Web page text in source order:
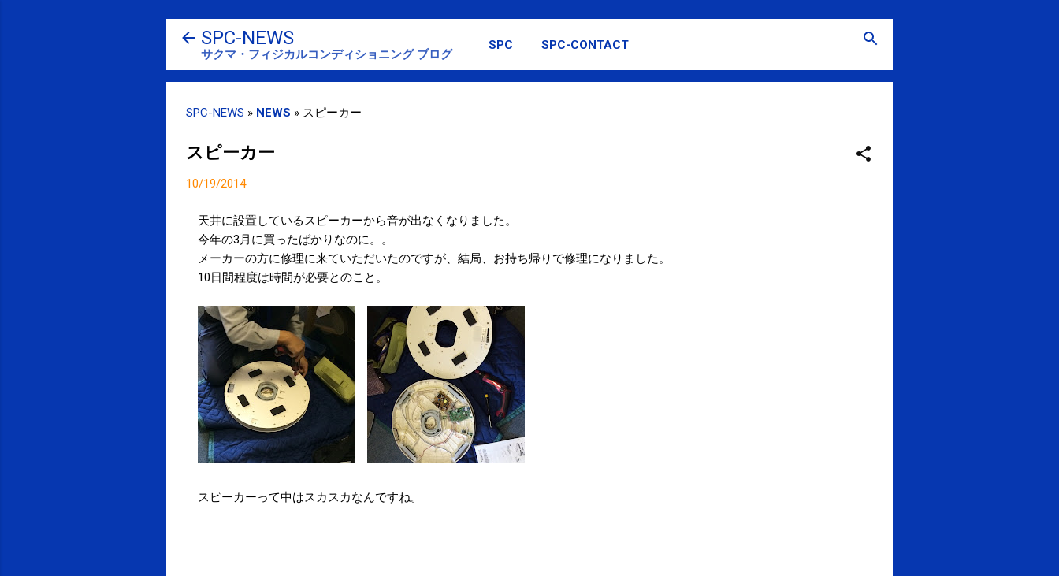
スキップしてメイン コンテンツに移動
SPC-NEWS
サクマ・フィジカルコンディショニング ブログ
SPC SPC-CONTACT
SPC-NEWS » NEWS » スピーカー
スピーカー
10/19/2014
天井に設置しているスピーカーから音が出なくなりました。
今年の3月に買ったばかりなのに。。
メーカーの方に修理に来ていただいたのですが、結局、お持ち帰りで修理になりました。
10日間程度は時間が必要とのこと。
スピーカーって中はスカスカなんですね。